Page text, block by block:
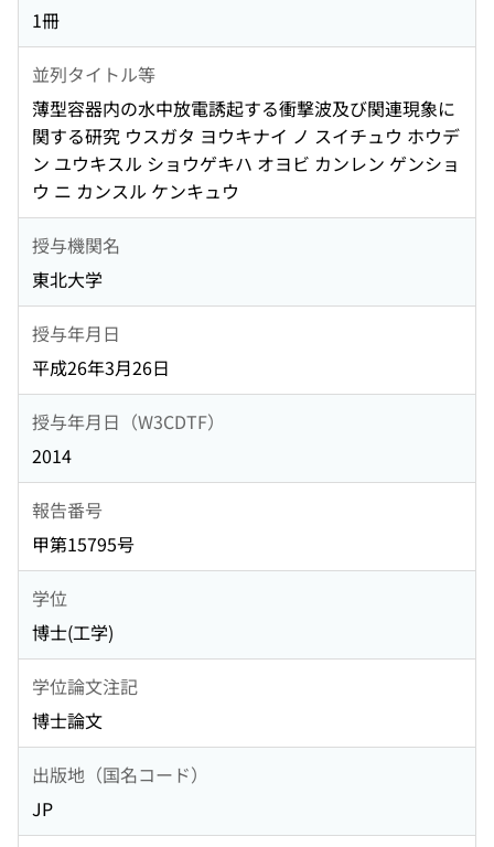
1冊
並列タイトル等
薄型容器内の水中放電誘起する衝撃波及び関連現象に
関する研究 ウスガタ ヨウキナイ ノ スイチュウ ホウデ
ン ユウキスル ショウゲキハ オヨビ カンレン ゲンショ
ウ ニ カンスル ケンキュウ
授与機関名
東北大学
授与年月日
平成26年3月26日
授与年月日（W3CDTF）
2014
報告番号
甲第15795号
学位
博士(工学)
学位論文注記
博士論文
出版地（国名コード）
JP